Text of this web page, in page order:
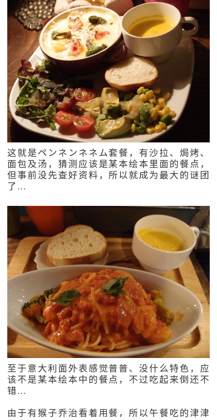
这就是ペンネンネネム套餐，有沙拉、焗烤、
面包及汤，猜测应该是某本绘本里面的餐点，
但事前没先查好资料，所以就成为最大的谜团
了…
至于意大利面外表感觉普普、没什么特色，应
该不是某本绘本中的餐点，不过吃起来倒还不
错…
由于有猴子乔治看着用餐，所以午餐吃的津津